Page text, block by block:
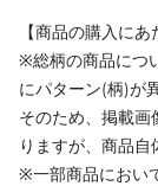
【商品の購入にあ
※総柄の商品につ
にパターン(柄)が
そのため、掲載画
りますが、商品自
※一部商品におい